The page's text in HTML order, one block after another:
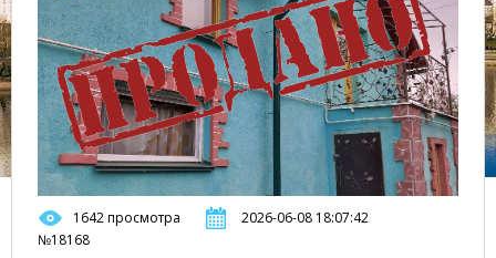
1642 просмотра
2026-06-08 18:07:42
№18168